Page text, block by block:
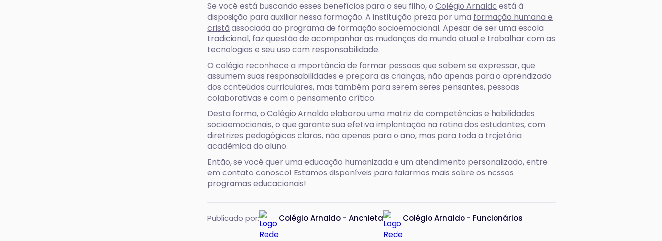
Se você está buscando esses benefícios para o seu filho, oColégio Arnaldo está à
disposição para auxiliar nessa formação. A instituição preza por uma formação humana e
cristã associada ao programa de formação socioemocional. Apesar de ser uma escola
tradicional, faz questão de acompanhar as mudanças do mundo atual e trabalhar com as
tecnologias e seu uso com responsabilidade.
O colégio reconhece a importância de formar pessoas que sabem se expressar, que
assumem suas responsabilidades e prepara as crianças, não apenas para o aprendizado
dos conteúdos curriculares, mas também para serem seres pensantes, pessoas
colaborativas e com o pensamento crítico.
Desta forma, o Colégio Arnaldo elaborou uma matriz de competências e habilidades
socioemocionais, o que garante sua efetiva implantação na rotina dos estudantes, com
diretrizes pedagógicas claras, não apenas para o ano, mas para toda a trajetória
acadêmica do aluno.
Então, se você quer uma educação humanizada e um atendimento personalizado, entre
em contato conosco! Estamos disponíveis para falarmos mais sobre os nossos
programas educacionais!
Publicado por: Colégio Arnaldo - Anchieta Colégio Arnaldo - Funcionários